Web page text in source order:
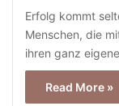
Erfolg kommt
Menschen, die
ihren ganz
Read More »